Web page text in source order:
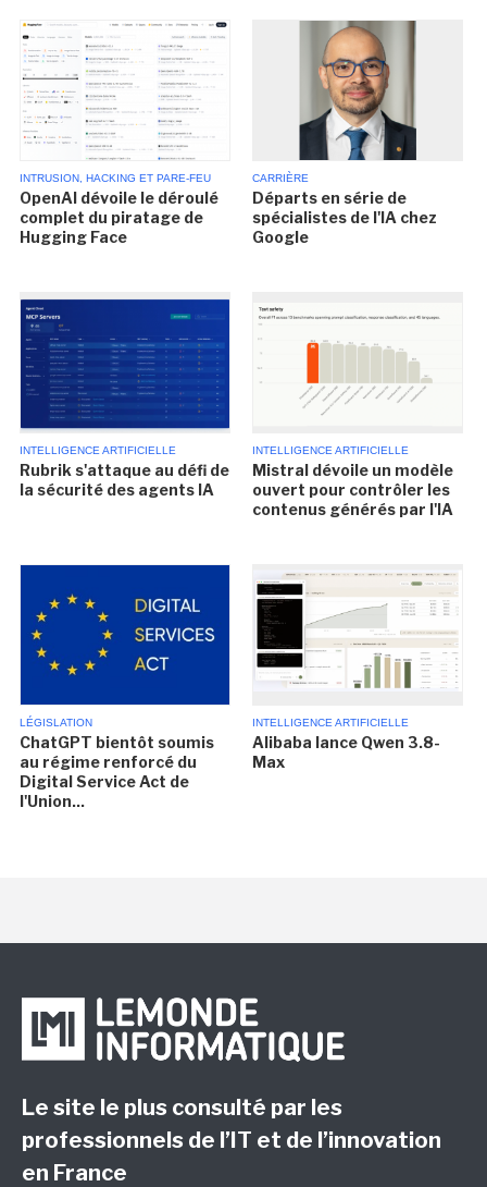
INTRUSION, HACKING ET PARE-FEU
OpenAI dévoile le déroulé
complet du piratage de
Hugging Face
CARRIÈRE
Départs en série de
spécialistes de l'IA chez
Google
INTELLIGENCE ARTIFICIELLE
Rubrik s'attaque au défi de
la sécurité des agents IA
INTELLIGENCE ARTIFICIELLE
Mistral dévoile un modèle
ouvert pour contrôler les
contenus générés par l'IA
LÉGISLATION
ChatGPT bientôt soumis
au régime renforcé du
Digital Service Act de
l'Union...
INTELLIGENCE ARTIFICIELLE
Alibaba lance Qwen 3.8-
Max
Le site le plus consulté par les
professionnels de l’IT et de l’innovation
en France